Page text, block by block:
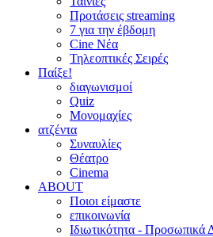
Προτάσεις streaming
7 για την έβδομη
Cine Νέα
Τηλεοπτικές Σειρές
Παίξε!
διαγωνισμοί
Quiz
Μονομαχίες
ατζέντα
Συναυλίες
Θέατρο
Cinema
ABOUT
Ποιοι είμαστε
επικοινωνία
Ιδιωτικότητα - Προσωπικά